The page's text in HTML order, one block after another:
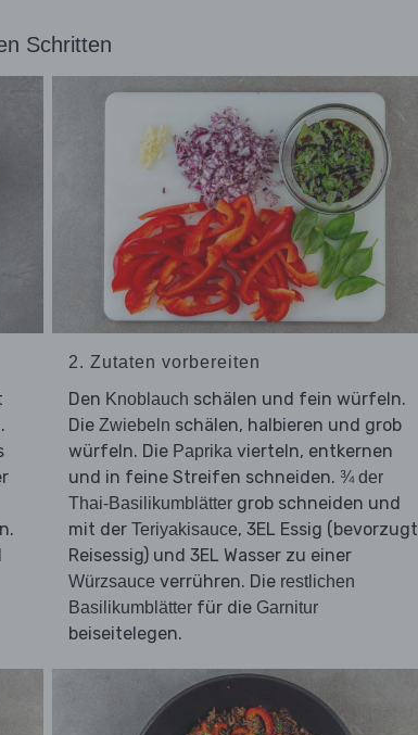
Schritten
2. Zutaten vorbereiten
Den Knoblauch schälen und fein würfeln.
Die Zwiebeln schälen, halbieren und grob
würfeln. Die Paprikavierteln, entkernen
und in feine Streifen schneiden. ¾ der
Thai-Basilikumblättergrob schneiden und
mit der Teriyakisauce, 3EL Essig (bevorzugt
Reisessig) und 3EL Wasser zu einer
Würzsauce verrühren. Die restlichen
Basilikumblätterfür die Garnitur
beiseitelegen.